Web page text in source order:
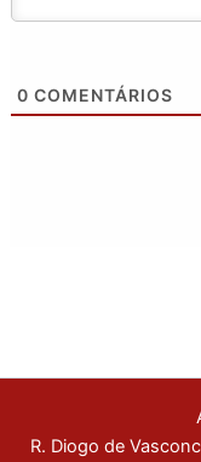
0 COMENTÁRIOS
R. Diogo de